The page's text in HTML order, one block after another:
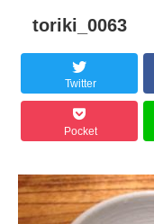
toriki_0063
Twitter
Pocket